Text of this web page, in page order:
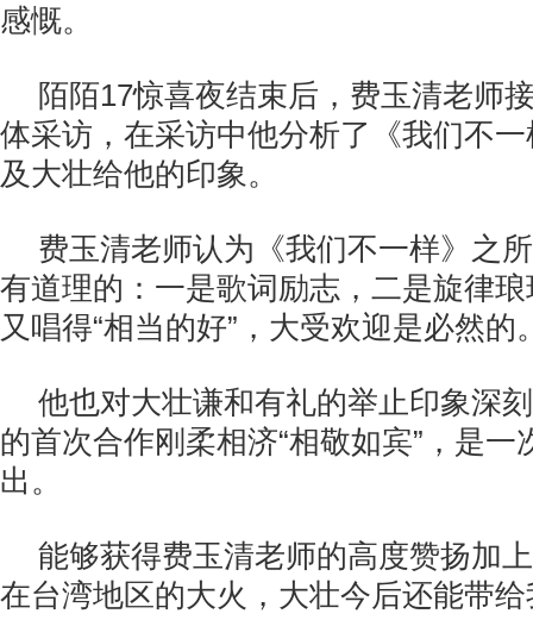
感慨。
陌陌17惊喜夜结束后，费玉清老师
体采访，在采访中他分析了《我们不
及大壮给他的印象。
费玉清老师认为《我们不一样》之
有道理的：一是歌词励志，二是旋律
又唱得“相当的好”，大受欢迎是必然的
他也对大壮谦和有礼的举止印象深
的首次合作刚柔相济“相敬如宾”，是一
出。
能够获得费玉清老师的高度赞扬加
在台湾地区的大火，大壮今后还能带